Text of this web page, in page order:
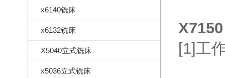
x6140铣床
x6132铣床
X5040立式铣床
x5036立式铣床
[1]工